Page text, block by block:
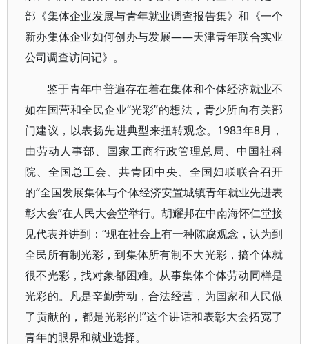
部《集体企业发展与青年就业调查报告集》和《一个
新办集体企业如何创办与发展——天津青年联合实业
公司调查访问记》。
鉴于青年中普遍存在着在集体和个体经济就业不
如在国营和全民企业“光彩”的想法，青少所向有关部
门建议，以表扬先进典型来扭转观念。1983年8月，
由劳动人事部、国家工商行政管理总局、中国社科
院、全国总工会、共青团中央、全国妇联联合召开
的“全国发展集体与个体经济安置城镇青年就业先进表
彰大会”在人民大会堂举行。胡耀邦在中南海怀仁堂接
见代表并讲到：“现在社会上有一种陈腐观念，认为到
全民所有制光彩，到集体所有制不大光彩，搞个体就
很不光彩，找对象都困难。从事集体个体劳动同样是
光彩的。凡是辛勤劳动，合法经营，为国家和人民做
了贡献的，都是光彩的!”这个讲话和表彰大会拓宽了
青年的眼界和就业选择。